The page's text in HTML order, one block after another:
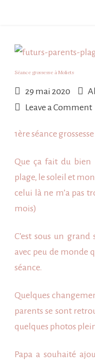
Séance grossesse à Moliets
29 mai 2020
Leave a Comment
1ère séance
Que ça fait du bien
plage, le soleil et
celui là ne m’a pas
mois)
C’est sous un
avec peu de monde
séance.
Quelques
parents se sont
quelques photos
Papa a souhaité